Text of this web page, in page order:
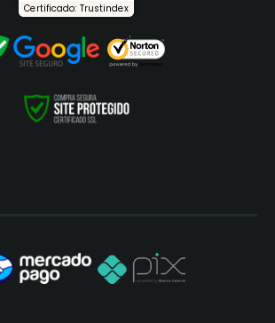
Certificado: Trustindex